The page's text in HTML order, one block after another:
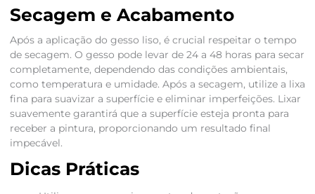
Secagem e Acabamento
Após a aplicação do gesso liso, é crucial respeitar o tempo
de secagem. O gesso pode levar de 24 a 48 horas para secar
completamente, dependendo das condições ambientais,
como temperatura e umidade. Após a secagem, utilize a lixa
fina para suavizar a superfície e eliminar imperfeições. Lixar
suavemente garantirá que a superfície esteja pronta para
receber a pintura, proporcionando um resultado final
impecável.
Dicas Práticas